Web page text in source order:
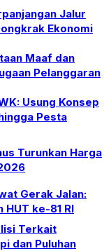
Jalur
Ekonomi
Maaf dan
Pelanggaran
Usung Konsep
Pesta
Turunkan Harga
Gerak Jalan:
ke-81 RI
Terkait
dan Puluhan